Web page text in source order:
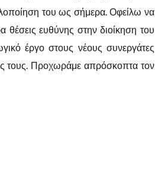
του ως σήμερα. Οφείλω να
ευθύνης στην διοίκηση του
έργο στους νέους συνεργάτες
τους. Προχωράμε απρόσκοπτα τον